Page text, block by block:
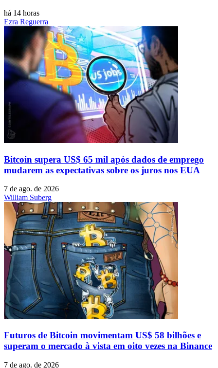
há 14 horas
Ezra Reguerra
Bitcoin supera US$ 65 mil após dados de emprego
mudarem as expectativas sobre os juros nos EUA
7 de ago. de 2026
William Suberg
Futuros de Bitcoin movimentam US$ 58 bilhões e
superam o mercado à vista em oito vezes na Binance
7 de ago. de 2026